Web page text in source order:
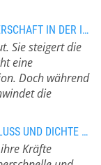
die
messen, bis
für
–
unerlässlich für
Aber
so markante
haben? Design
Die
WARUM ECHTE PARTNERSCHAFT IN DER INDUSTRIELLEN WÄGETECHNIK ZÄHLT
Sie steigert die
eine
Doch während
die
macht
verschiebt die
des
PENKO MISST DURCHFLUSS UND DICHTE MIT UNGLAUBLICHER PRÄZISION
Kräfte